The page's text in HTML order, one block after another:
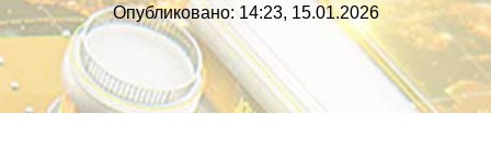
Опубликовано: 14:23, 15.01.2026
Правила
Контакт»